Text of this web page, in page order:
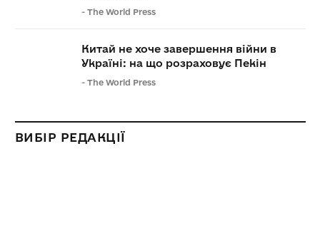
- The World Press
Китай не хоче завершення війни в
Україні: на що розраховує Пекін
- The World Press
ВИБІР РЕДАКЦІЇ